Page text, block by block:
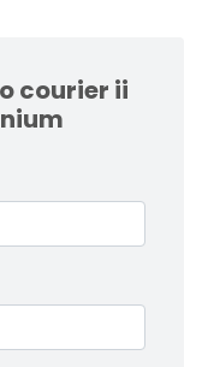
courier ii